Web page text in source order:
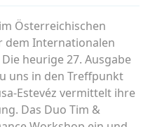
Österreichischen
dem Internationalen
heurige 27. Ausgabe
uns in den Treffpunkt
Estevéz vermittelt ihre
Das Duo Tim &